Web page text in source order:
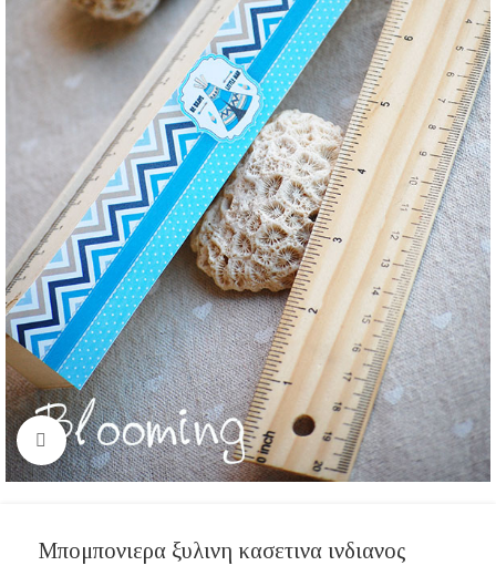
Click to enlarge
Μπομπονιερα ξυλινη κασετινα ινδιανος